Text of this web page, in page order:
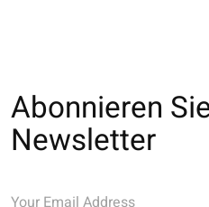
Abonnieren
Newsletter